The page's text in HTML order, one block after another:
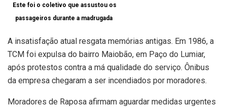
Este foi o coletivo que assustou os
passageiros durante a madrugada
A insatisfação atual resgata memórias antigas. Em 1986, a
TCM foi expulsa do bairro Maiobão, em Paço do Lumiar,
após protestos contra a má qualidade do serviço. Ônibus
da empresa chegaram a ser incendiados por moradores.
Moradores de Raposa afirmam aguardar medidas urgentes